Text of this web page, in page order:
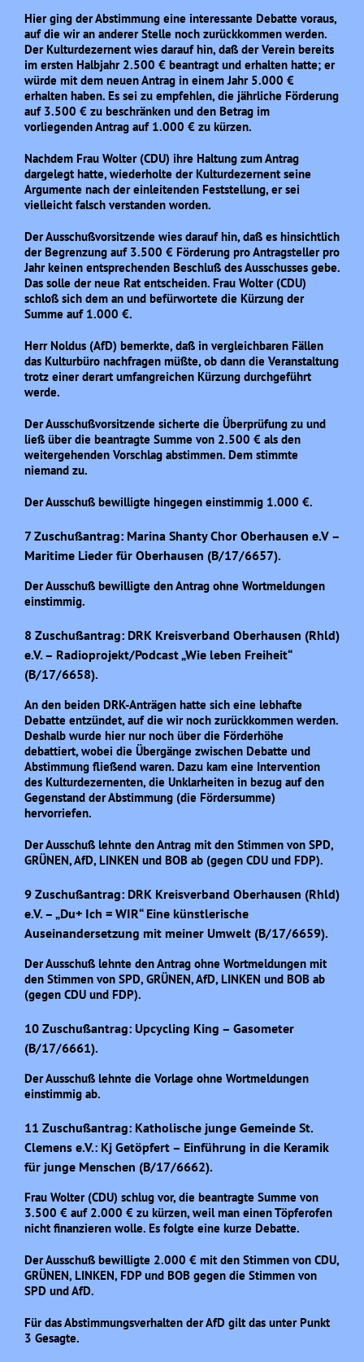
Hier ging der Abstimmung eine interessante Debatte voraus,
auf die wir an anderer Stelle noch zurückkommen werden.
Der Kulturdezernent wies darauf hin, daß der Verein bereits
im ersten Halbjahr 2.500 € beantragt und erhalten hatte; er
würde mit dem neuen Antrag in einem Jahr 5.000 €
erhalten haben. Es sei zu empfehlen, die jährliche Förderung
auf 3.500 € zu beschränken und den Betrag im
vorliegenden Antrag auf 1.000 € zu kürzen.
Nachdem Frau Wolter (CDU) ihre Haltung zum Antrag
dargelegt hatte, wiederholte der Kulturdezernent seine
Argumente nach der einleitenden Feststellung, er sei
vielleicht falsch verstanden worden.
Der Ausschußvorsitzende wies darauf hin, daß es hinsichtlich
der Begrenzung auf 3.500 € Förderung pro Antragsteller pro
Jahr keinen entsprechenden Beschluß des Ausschusses gebe.
Das solle der neue Rat entscheiden. Frau Wolter (CDU)
schloß sich dem an und befürwortete die Kürzung der
Summe auf 1.000 €.
Herr Noldus (AfD) bemerkte, daß in vergleichbaren Fällen
das Kulturbüro nachfragen müßte, ob dann die Veranstaltung
trotz einer derart umfangreichen Kürzung durchgeführt
werde.
Der Ausschußvorsitzende sicherte die Überprüfung zu und
ließ über die beantragte Summe von 2.500 € als den
weitergehenden Vorschlag abstimmen. Dem stimmte
niemand zu.
Der Ausschuß bewilligte hingegen einstimmig 1.000 €.
7 Zuschußantrag: Marina Shanty Chor Oberhausen e.V –
Maritime Lieder für Oberhausen (B/17/6657).
Der Ausschuß bewilligte den Antrag ohne Wortmeldungen
einstimmig.
8 Zuschußantrag: DRK Kreisverband Oberhausen (Rhld)
e.V. – Radioprojekt/Podcast „Wie leben Freiheit“
(B/17/6658).
An den beiden DRK-Anträgen hatte sich eine lebhafte
Debatte entzündet, auf die wir noch zurückkommen werden.
Deshalb wurde hier nur noch über die Förderhöhe
debattiert, wobei die Übergänge zwischen Debatte und
Abstimmung fließend waren. Dazu kam eine Intervention
des Kulturdezernenten, die Unklarheiten in bezug auf den
Gegenstand der Abstimmung (die Fördersumme)
hervorriefen.
Der Ausschuß lehnte den Antrag mit den Stimmen von SPD,
GRÜNEN, AfD, LINKEN und BOB ab (gegen CDU und FDP).
9 Zuschußantrag: DRK Kreisverband Oberhausen (Rhld)
e.V. – „Du+ Ich = WIR“ Eine künstlerische
Auseinandersetzung mit meiner Umwelt (B/17/6659).
Der Ausschuß lehnte den Antrag ohne Wortmeldungen mit
den Stimmen von SPD, GRÜNEN, AfD, LINKEN und BOB ab
(gegen CDU und FDP).
10 Zuschußantrag: Upcycling King – Gasometer
(B/17/6661).
Der Ausschuß lehnte die Vorlage ohne Wortmeldungen
einstimmig ab.
11 Zuschußantrag: Katholische junge Gemeinde St.
Clemens e.V.: Kj Getöpfert – Einführung in die Keramik
für junge Menschen (B/17/6662).
Frau Wolter (CDU) schlug vor, die beantragte Summe von
3.500 € auf 2.000 € zu kürzen, weil man einen Töpferofen
nicht finanzieren wolle. Es folgte eine kurze Debatte.
Der Ausschuß bewilligte 2.000 € mit den Stimmen von CDU,
GRÜNEN, LINKEN, FDP und BOB gegen die Stimmen von
SPD und AfD.
Für das Abstimmungsverhalten der AfD gilt das unter Punkt
3 Gesagte.